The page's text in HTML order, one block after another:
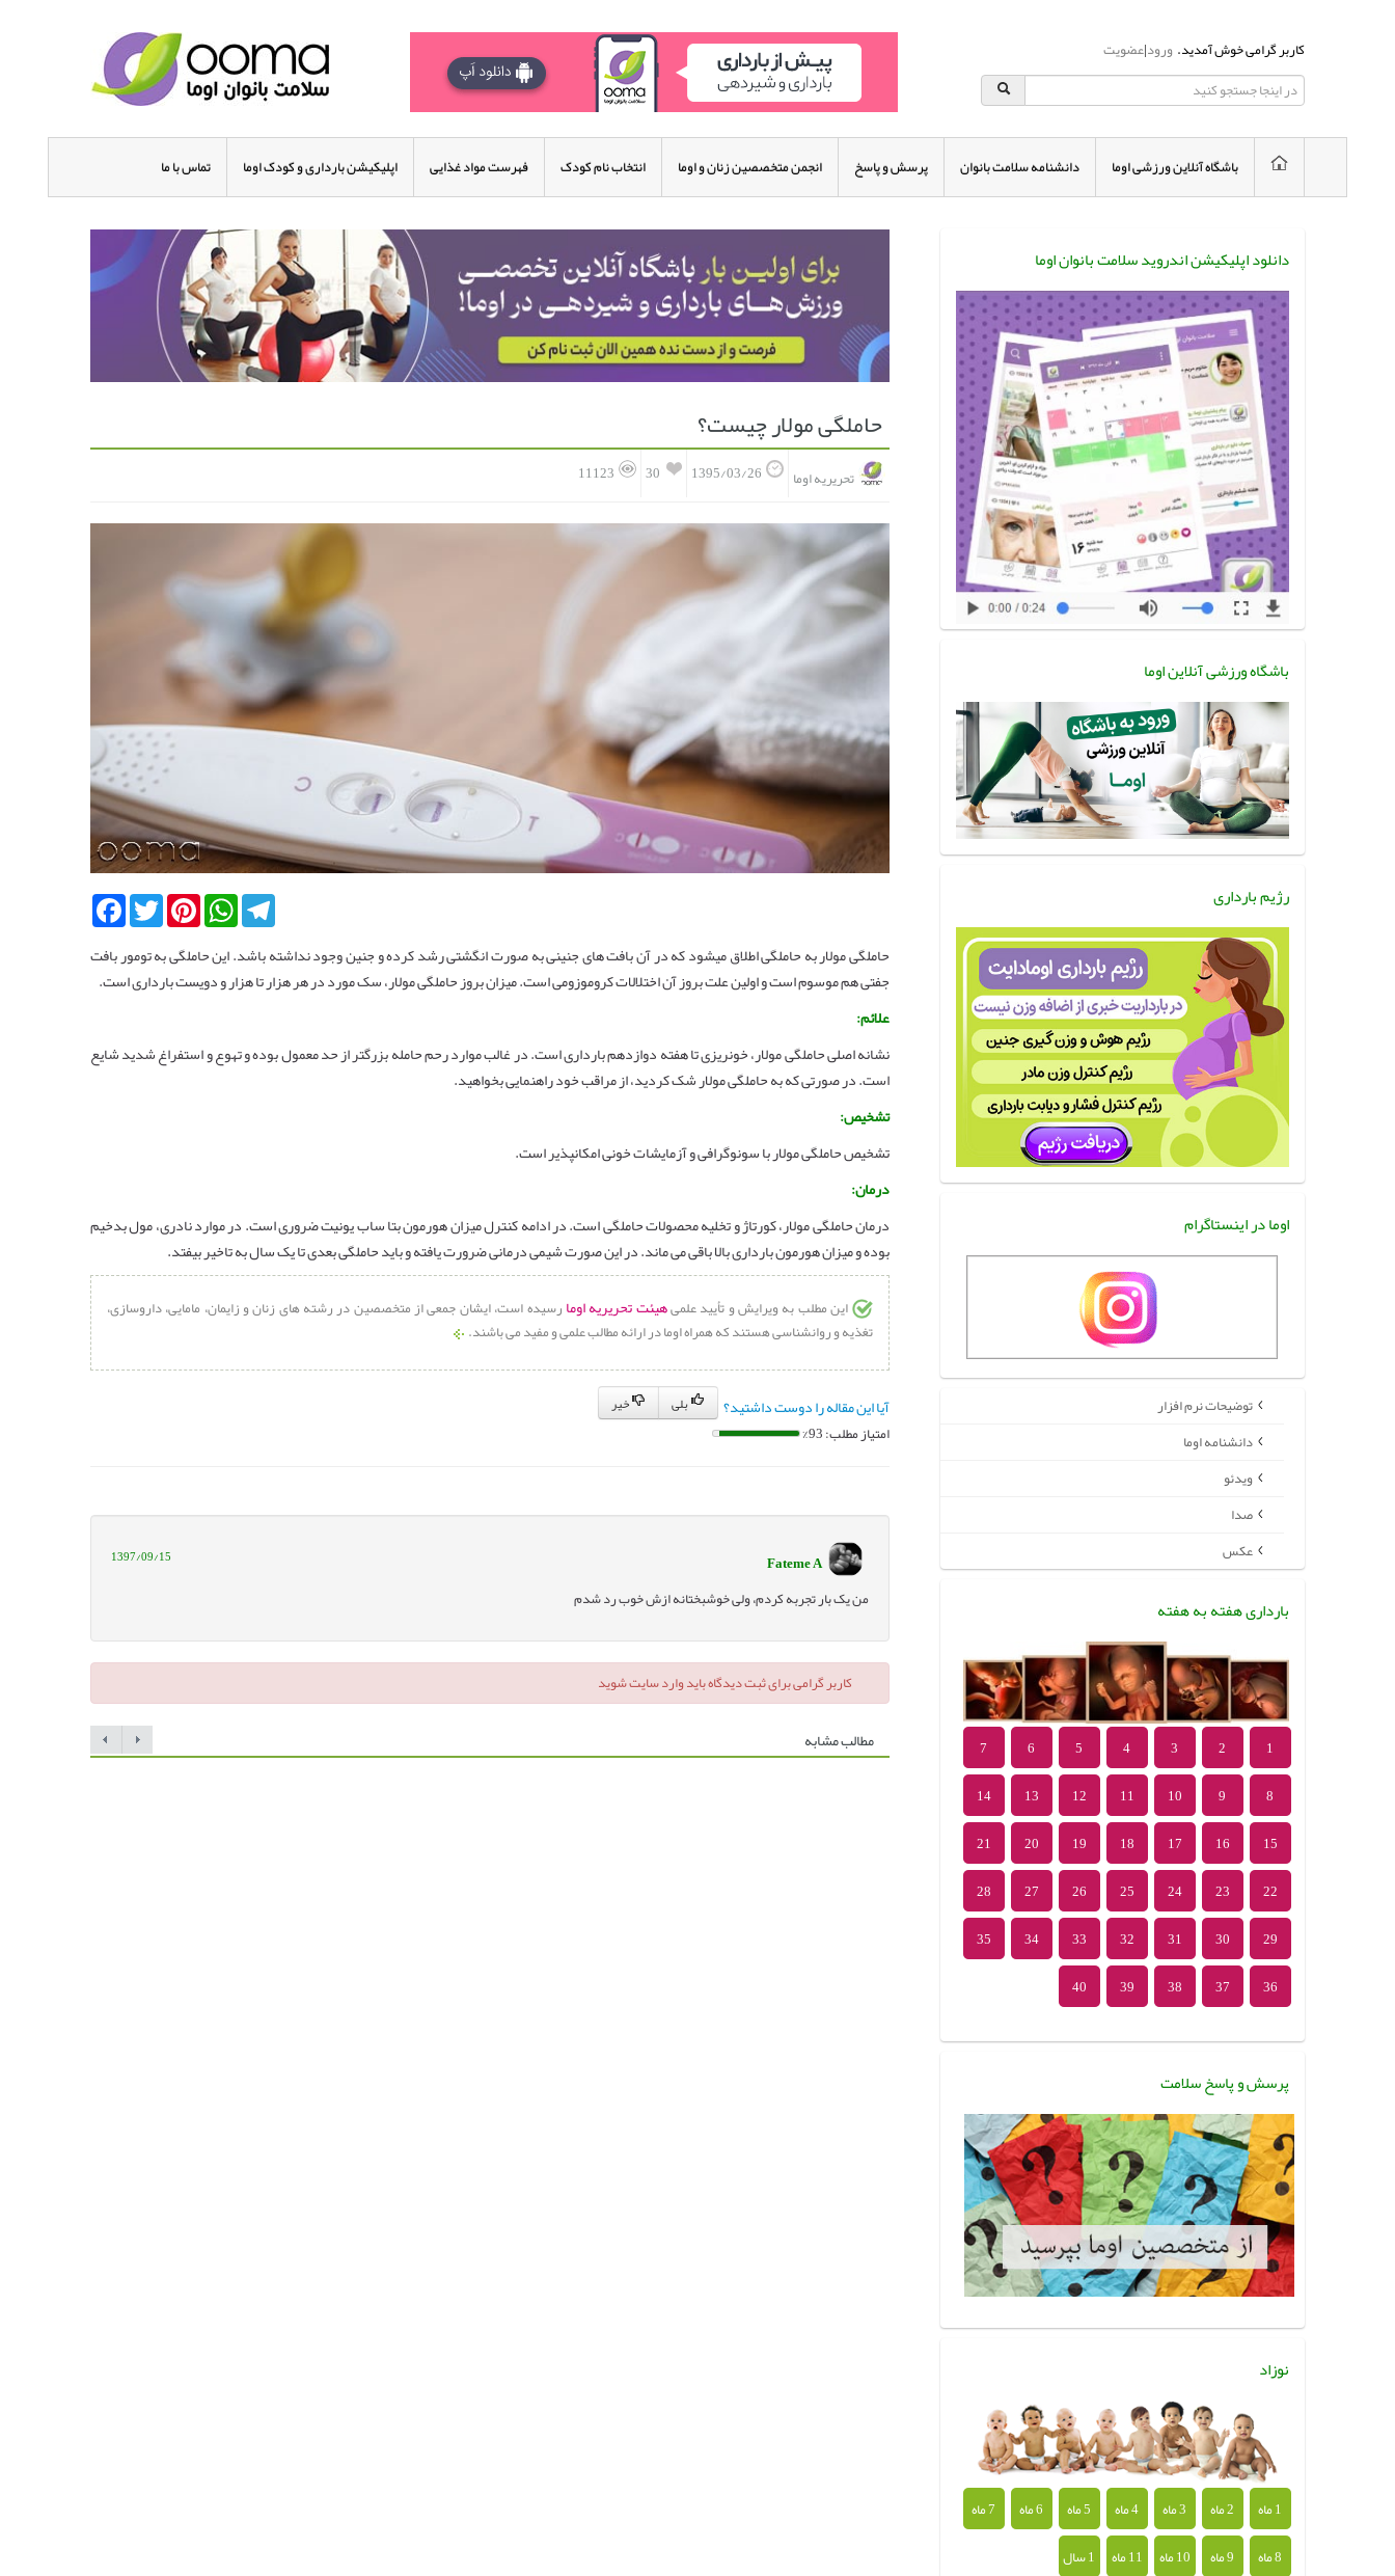
کاربر گرامی خوش آمدید.ورود|عضویت
باشگاه آنلاین ورزشی اوما دانشنامه سلامت بانوان پرسش و پاسخ انجمن متخصصین زنان و اوما انتخاب نام کودک فهرست مواد غذایی اپلیکیشن بارداری و کودک اوما تماس با ما
حاملگی مولار چیست؟
11123 30 1395/03/26 تحریریه اوما
FacebookTwitterPinterestWhatsAppTelegram
حاملگی مولار به حاملگی اطلاق میشود که در آن بافت های جنینی به صورت انگشتی رشد کرده و جنین وجود نداشته باشد. این حاملگی به تومور بافت
جفتی هم موسوم است و اولین علت بروز آن اختلالات کروموزومی است. میزان بروز حاملگی مولار، سک مورد در هر هزار تا هزار و دویست بارداری است.
علائم:
نشانه اصلی حاملگی مولار، خونریزی تا هفته دوازدهم بارداری است. در غالب موارد رحم حامله بزرگتر از حد معمول بوده و تهوع و استفراغ شدید شایع
است. در صورتی که به حاملگی مولار شک کردید، از مراقب خود راهنمایی بخواهید.
تشخیص:
تشخیص حاملگی مولار با سونوگرافی و آزمایشات خونی امکانپذیر است.
درمان:
درمان حاملگی مولار، کورتاژ و تخلیه محصولات حاملگی است. در ادامه کنترل میزان هورمون بتا ساب یونیت ضروری است. در موارد نادری، مول بدخیم
بوده و میزان هورمون بارداری بالا باقی می ماند. در این صورت شیمی درمانی ضرورت یافته و باید حاملگی بعدی تا یک سال به تاخیر بیفتد.
این مطلب به ویرایش و تأیید علمیهیئت تحریریه اومارسیده است، ایشان جمعی از متخصصین در رشته های زنان و زایمان، مامایی، داروسازی،
تغذیه و روانشناسی هستند که همراه اوما در ارائه مطالب علمی و مفید می باشند.
آیا این مقاله را دوست داشتید؟
امتیاز مطلب: 93%
Fateme A
1397/09/15
من یک بار تجربه کردم، ولی خوشبختانه ازش خوب رد شدم
کاربر گرامی برای ثبت دیدگاه باید وارد سایت شوید
مطالب مشابه
دانلود اپلیکیشن اندروید سلامت بانوان اوما
باشگاه ورزشی آنلاین اوما
رژیم بارداری
اوما در اینستاگرام
توضیحات نرم افزار
دانشنامه اوما
ویدئو
صدا
عکس
بارداری هفته به هفته
1
2
3
4
5
6
7
8
9
10
11
12
13
14
15
16
17
18
19
20
21
22
23
24
25
26
27
28
29
30
31
32
33
34
35
36
37
38
39
40
پرسش و پاسخ سلامت
نوزاد
1 ماه 2 ماه 3 ماه 4 ماه 5 ماه 6 ماه
7 ماه
8 ماه
9 ماه 10 ماه 11 ماه 1 سال